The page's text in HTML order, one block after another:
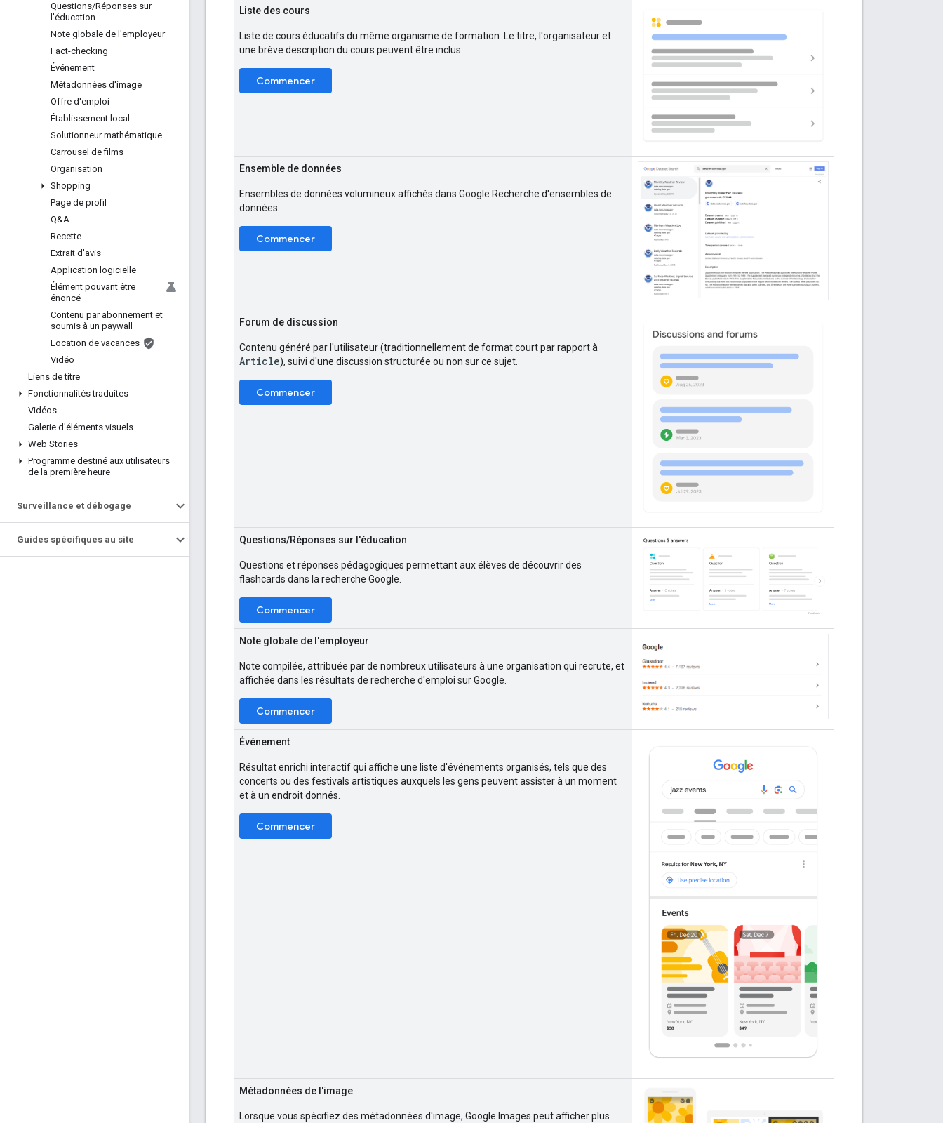
Questions/Réponses sur
l'éducation
Note globale de l'employeur
Fact-checking
Événement
Métadonnées d'image
Offre d'emploi
Établissement local
Solutionneur mathématique
Carrousel de films
Organisation
Shopping
Page de profil
Q&A
Recette
Extrait d'avis
Application logicielle
Élément pouvant être
énoncé
Contenu par abonnement et
soumis à un paywall
Location de vacances
Vidéo
Liens de titre
Fonctionnalités traduites
Vidéos
Galerie d'éléments visuels
Web Stories
Programme destiné aux utilisateurs
de la première heure
Surveillance et débogage
Guides spécifiques au site
Liste des cours
Liste de cours éducatifs du même organisme de formation. Le titre, l'organisateur et
une brève description du cours peuvent être inclus.
Commencer
Ensemble de données
Ensembles de données volumineux affichés dans Google Recherche d'ensembles de
données.
Commencer
Forum de discussion
Contenu généré par l'utilisateur (traditionnellement de format court par rapport à
Article), suivi d'une discussion structurée ou non sur ce sujet.
Commencer
Questions/Réponses sur l'éducation
Questions et réponses pédagogiques permettant aux élèves de découvrir des
flashcards dans la recherche Google.
Commencer
Note globale de l'employeur
Note compilée, attribuée par de nombreux utilisateurs à une organisation qui recrute, et
affichée dans les résultats de recherche d'emploi sur Google.
Commencer
Événement
Résultat enrichi interactif qui affiche une liste d'événements organisés, tels que des
concerts ou des festivals artistiques auxquels les gens peuvent assister à un moment
et à un endroit donnés.
Commencer
Métadonnées de l'image
Lorsque vous spécifiez des métadonnées d'image, Google Images peut afficher plus